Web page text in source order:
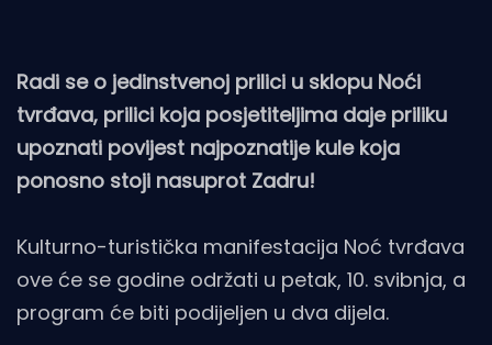
Radi se o jedinstvenoj prilici u sklopu Noći
tvrđava, prilici koja posjetiteljima daje priliku
upoznati povijest najpoznatije kule koja
ponosno stoji nasuprot Zadru!
Kulturno-turistička manifestacija Noć tvrđava
ove će se godine održati u petak, 10. svibnja, a
program će biti podijeljen u dva dijela.